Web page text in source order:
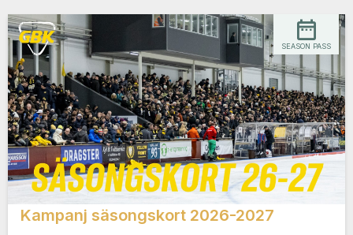
Kampanj säsongskort 2026-2027
SEASON PASS